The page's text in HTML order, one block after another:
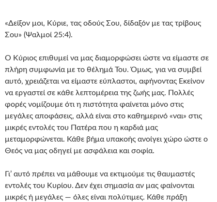
«Δείξον μοι, Κύριε, τας οδούς Σου, δίδαξόν με τας τρίβους
Σου» (Ψαλμοί 25:4).
Ο Κύριος επιθυμεί να μας διαμορφώσει ώστε να είμαστε σε
πλήρη συμφωνία με το θέλημά Του. Όμως, για να συμβεί
αυτό, χρειάζεται να είμαστε εύπλαστοι, αφήνοντας Εκείνον
να εργαστεί σε κάθε λεπτομέρεια της ζωής μας. Πολλές
φορές νομίζουμε ότι η πιστότητα φαίνεται μόνο στις
μεγάλες αποφάσεις, αλλά είναι στο καθημερινό «ναι» στις
μικρές εντολές του Πατέρα που η καρδιά μας
μεταμορφώνεται. Κάθε βήμα υπακοής ανοίγει χώρο ώστε ο
Θεός να μας οδηγεί με ασφάλεια και σοφία.
Γι’ αυτό πρέπει να μάθουμε να εκτιμούμε τις θαυμαστές
εντολές του Κυρίου. Δεν έχει σημασία αν μας φαίνονται
μικρές ή μεγάλες — όλες είναι πολύτιμες. Κάθε πράξη